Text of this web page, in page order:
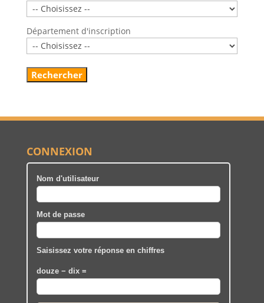
Département d'inscription
CONNEXION
Nom d'utilisateur
Mot de passe
Saisissez votre réponse en chiffres
douze − dix =